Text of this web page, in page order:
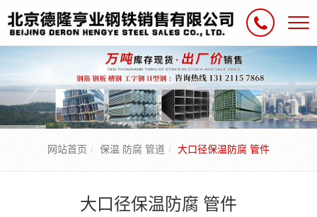
网站首页 保温 防腐 管道 大口径保温防腐 管件
大口径保温防腐 管件